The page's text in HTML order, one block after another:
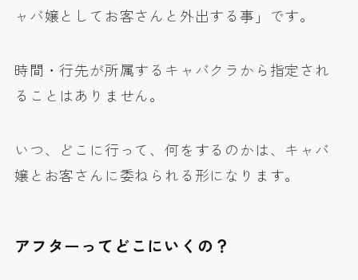
ャバ嬢としてお客さんと外出する事」です。
時間・行先が所属するキャバクラから指定され
ることはありません。
いつ、どこに行って、何をするのかは、キャバ
嬢とお客さんに委ねられる形になります。
アフターってどこにいくの？